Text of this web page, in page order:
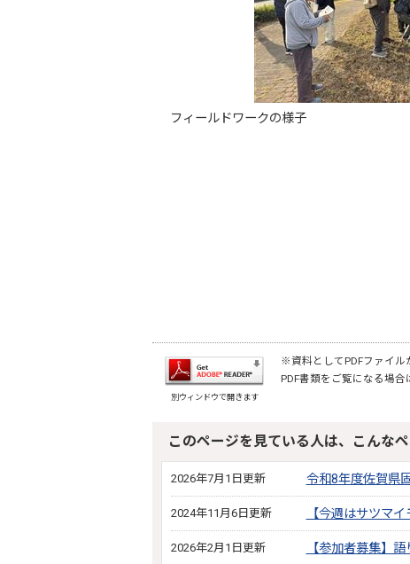
フィールドワークの様子
別ウィンドウで開きます
※資料としてPDFファイル
PDF書類をご覧になる場
このページを見ている人は、こんなペ
2026年7月1日更新 令和8年度佐賀県
2024年11月6日更新 【今週はサツマ
2026年2月1日更新 【参加者募集】